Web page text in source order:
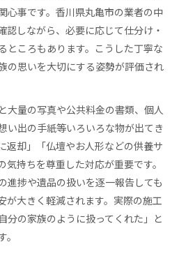
心事です。香川県丸亀市の業者の中
認しながら、必要に応じて仕分け・
ところもあります。こうした丁寧な
の思いを大切にする姿勢が評価され
大量の写真や公共料金の書類、個人
い出の手紙等いろいろな物が出てき
返却」「仏壇やお人形などの供養サ
持ちを尊重した対応が重要です。
進捗や遺品の扱いを逐一報告しても
が大きく軽減されます。実際の施工
分の家族のように扱ってくれた」と